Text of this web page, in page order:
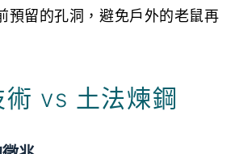
預留的孔洞，避免戶外的老鼠再
vs 土法煉鋼